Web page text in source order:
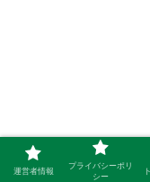
運営者情報
プライバシーポリ
シー